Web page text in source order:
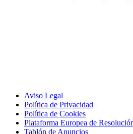
Aviso Legal
Política de Privacidad
Política de Cookies
Plataforma Europea de
Tablón de Anuncios